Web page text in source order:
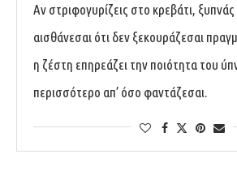
Αν στριφογυρίζεις στο κρεβάτι,
αισθάνεσαι ότι δεν ξεκουράζεσαι
η ζέστη επηρεάζει την ποιότητα του
περισσότερο απ’ όσο φαντάζεσαι.